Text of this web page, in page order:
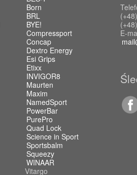
Born
BRL
BYE!
Compressport
Concap
Dextro Energy
Esi Grips
Etixx
INVIGOR8
Maurten
Maxim
NamedSport
PowerBar
PurePro
Quad Lock
Science in Sport
Sportsbalm
Squeezy
WINAAR
Vitargo
E-